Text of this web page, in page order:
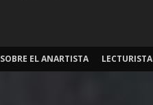
SOBRE EL ANARTISTA LECTURISTA